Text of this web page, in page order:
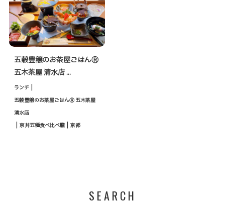
五穀豊穣のお茶屋ごはんⓇ
五木茶屋 清水店 ...
ランチ |
五穀豊穣のお茶屋ごはんⓇ 五木茶屋
清水店
| 京丼五種食べ比べ膳 | 京都
SEARCH